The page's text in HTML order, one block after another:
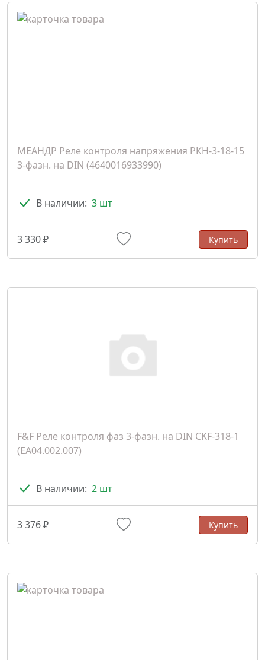
МЕАНДР Реле контроля напряжения РКН-3-18-15
3-фазн. на DIN (4640016933990)
В наличии: 3 шт
3 330 ₽ Купить
F&F Реле контроля фаз 3-фазн. на DIN CKF-318-1
(EA04.002.007)
В наличии: 2 шт
3 376 ₽ Купить